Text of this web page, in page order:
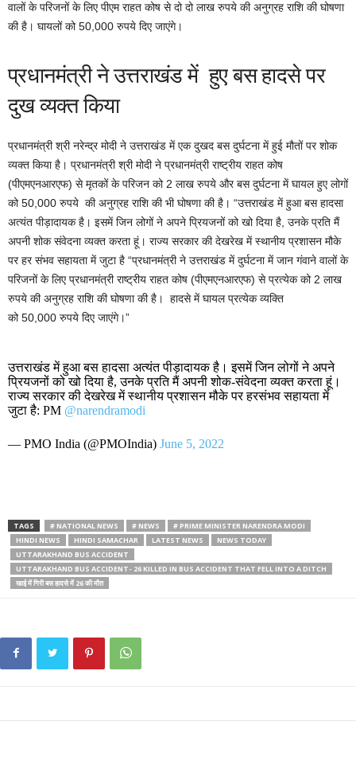
वालों के परिजनों के लिए पीएम राहत कोष से दो दो लाख रुपये की अनुग्रह राशि की घोषणा
की है। घायलों को 50,000 रुपये दिए जाएंगे।
प्रधानमंत्री ने उत्तराखंड में हुए बस हादसे पर
दुख व्यक्त किया
प्रधानमंत्री श्री नरेन्द्र मोदी ने उत्तराखंड में एक दुखद बस दुर्घटना में हुई मौतों पर शोक
व्यक्त किया है। प्रधानमंत्री श्री मोदी ने प्रधानमंत्री राष्ट्रीय राहत कोष
(पीएमएनआरएफ) से मृतकों के परिजन को 2 लाख रुपये और बस दुर्घटना में घायल हुए लोगों
को 50,000 रुपये की अनुग्रह राशि की भी घोषणा की है। “उत्तराखंड में हुआ बस हादसा
अत्यंत पीड़ादायक है। इसमें जिन लोगों ने अपने प्रियजनों को खो दिया है, उनके प्रति मैं
अपनी शोक संवेदना व्यक्त करता हूं। राज्य सरकार की देखरेख में स्थानीय प्रशासन मौके
पर हर संभव सहायता में जुटा है “प्रधानमंत्री ने उत्तराखंड में दुर्घटना में जान गंवाने वालों के
परिजनों के लिए प्रधानमंत्री राष्ट्रीय राहत कोष (पीएमएनआरएफ) से प्रत्येक को 2 लाख
रुपये की अनुग्रह राशि की घोषणा की है। हादसे में घायल प्रत्येक व्यक्ति
को 50,000 रुपये दिए जाएंगे।”
उत्तराखंड में हुआ बस हादसा अत्यंत पीड़ादायक है। इसमें जिन लोगों ने अपने
प्रियजनों को खो दिया है, उनके प्रति मैं अपनी शोक-संवेदना व्यक्त करता हूं।
राज्य सरकार की देखरेख में स्थानीय प्रशासन मौके पर हरसंभव सहायता में
जुटा है: PM @narendramodi
— PMO India (@PMOIndia) June 5, 2022
TAGS # NATIONAL NEWS # NEWS
# PRIME MINISTER NARENDRA MODI
HINDI NEWS
HINDI SAMACHAR LATEST NEWS
NEWS TODAY
UTTARAKHAND BUS ACCIDENT
UTTARAKHAND BUS ACCIDENT- 26 KILLED IN BUS ACCIDENT THAT FELL INTO A DITCH
खाई में गिरी बस हादसे में 26 की मौत